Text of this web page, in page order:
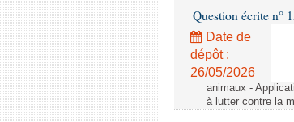
Question écrite n°
Date de
dépôt :
26/05/2026
animaux -
à lutter contre la